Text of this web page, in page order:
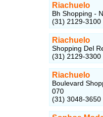
Riachuelo
Bh Shopping -
(31) 2129-3100
Riachuelo
Shopping Del
(31) 2129-3300
Riachuelo
Boulevard
070
(31) 3048-3650